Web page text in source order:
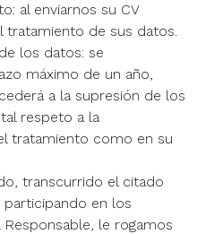
al enviarnos su CV
tratamiento de sus datos.
los datos: se
máximo de un año,
a la supresión de los
respeto a la
tratamiento como en su
transcurrido el citado
participando en los
le rogamos